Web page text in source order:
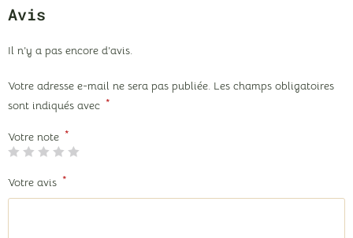
Avis
Il n’y a pas encore d’avis.
Votre adresse e-mail ne sera pas publiée. Les champs obligatoires
sont indiqués avec *
Votre note *
Votre avis *